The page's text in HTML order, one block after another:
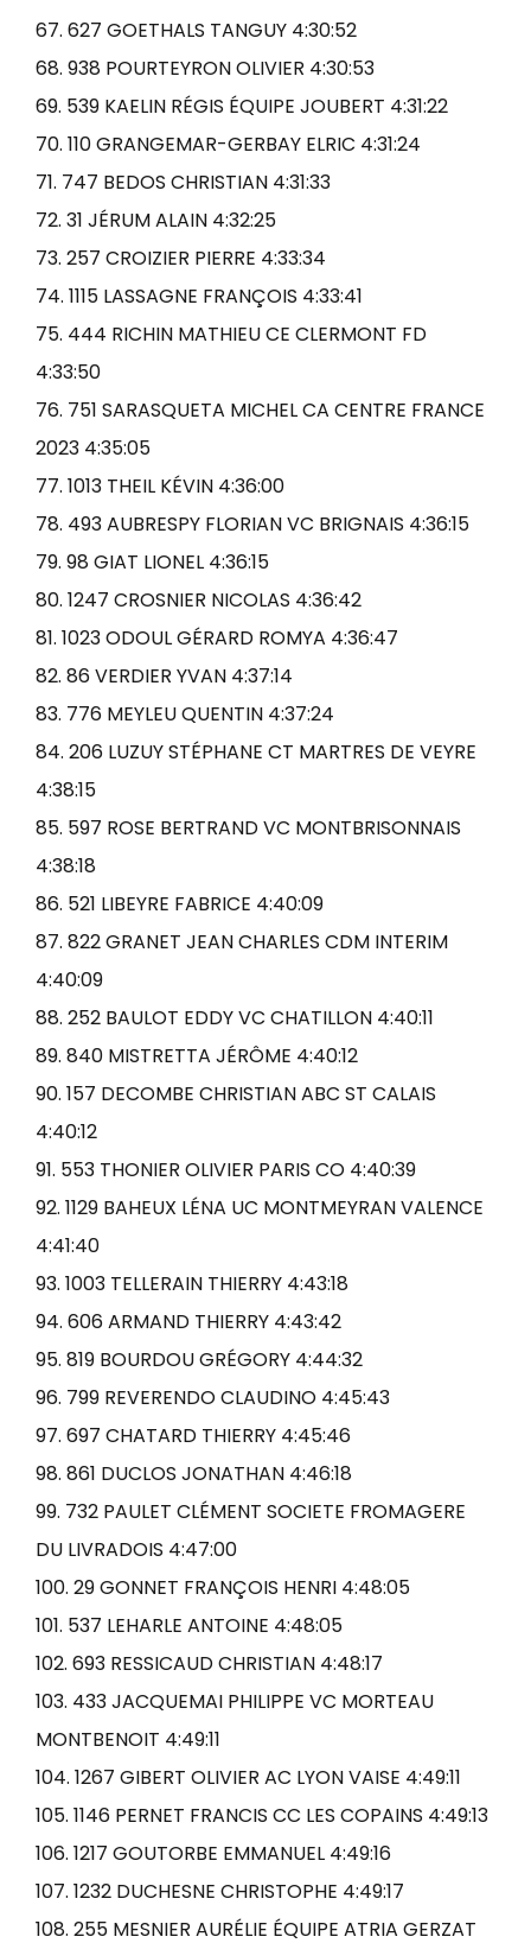
67. 627 GOETHALS TANGUY 4:30:52
68. 938 POURTEYRON OLIVIER 4:30:53
69. 539 KAELIN RÉGIS ÉQUIPE JOUBERT 4:31:22
70. 110 GRANGEMAR-GERBAY ELRIC 4:31:24
71. 747 BEDOS CHRISTIAN 4:31:33
72. 31 JÉRUM ALAIN 4:32:25
73. 257 CROIZIER PIERRE 4:33:34
74. 1115 LASSAGNE FRANÇOIS 4:33:41
75. 444 RICHIN MATHIEU CE CLERMONT FD
4:33:50
76. 751 SARASQUETA MICHEL CA CENTRE FRANCE
2023 4:35:05
77. 1013 THEIL KÉVIN 4:36:00
78. 493 AUBRESPY FLORIAN VC BRIGNAIS 4:36:15
79. 98 GIAT LIONEL 4:36:15
80. 1247 CROSNIER NICOLAS 4:36:42
81. 1023 ODOUL GÉRARD ROMYA 4:36:47
82. 86 VERDIER YVAN 4:37:14
83. 776 MEYLEU QUENTIN 4:37:24
84. 206 LUZUY STÉPHANE CT MARTRES DE VEYRE
4:38:15
85. 597 ROSE BERTRAND VC MONTBRISONNAIS
4:38:18
86. 521 LIBEYRE FABRICE 4:40:09
87. 822 GRANET JEAN CHARLES CDM INTERIM
4:40:09
88. 252 BAULOT EDDY VC CHATILLON 4:40:11
89. 840 MISTRETTA JÉRÔME 4:40:12
90. 157 DECOMBE CHRISTIAN ABC ST CALAIS
4:40:12
91. 553 THONIER OLIVIER PARIS CO 4:40:39
92. 1129 BAHEUX LÉNA UC MONTMEYRAN VALENCE
4:41:40
93. 1003 TELLERAIN THIERRY 4:43:18
94. 606 ARMAND THIERRY 4:43:42
95. 819 BOURDOU GRÉGORY 4:44:32
96. 799 REVERENDO CLAUDINO 4:45:43
97. 697 CHATARD THIERRY 4:45:46
98. 861 DUCLOS JONATHAN 4:46:18
99. 732 PAULET CLÉMENT SOCIETE FROMAGERE
DU LIVRADOIS 4:47:00
100. 29 GONNET FRANÇOIS HENRI 4:48:05
101. 537 LEHARLE ANTOINE 4:48:05
102. 693 RESSICAUD CHRISTIAN 4:48:17
103. 433 JACQUEMAI PHILIPPE VC MORTEAU
MONTBENOIT 4:49:11
104. 1267 GIBERT OLIVIER AC LYON VAISE 4:49:11
105. 1146 PERNET FRANCIS CC LES COPAINS 4:49:13
106. 1217 GOUTORBE EMMANUEL 4:49:16
107. 1232 DUCHESNE CHRISTOPHE 4:49:17
108. 255 MESNIER AURÉLIE ÉQUIPE ATRIA GERZAT